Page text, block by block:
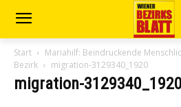
Start
Mariahilf: Beindruckende
Bezirk
migration-3129340_1920
migration-3129340_1920